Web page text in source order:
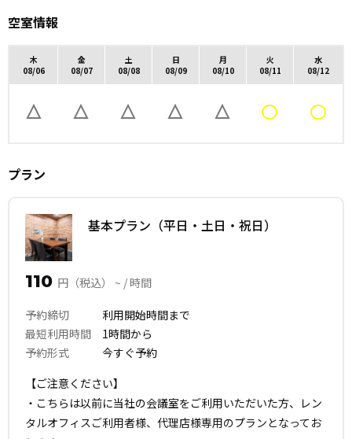
空室情報
木
08/06
金
08/07
土
08/08
日
08/09
月
08/10
火
08/11
水
08/12
プラン
基本プラン（平日・土日・祝日）
110 円（税込） ~ / 時間
予約締切 利用開始時間まで
最短利用時間 1時間から
予約形式 今すぐ予約
【ご注意ください】
・こちらは以前に当社の会議室をご利用いただいた方、レン
タルオフィスご利用者様、代理店様専用のプランとなってお